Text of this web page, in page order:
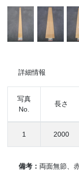
詳細情報
写真
No.
長さ
1 2000
備考： 両面無節、